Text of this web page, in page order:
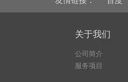
关于我们
公司简介
服务项目